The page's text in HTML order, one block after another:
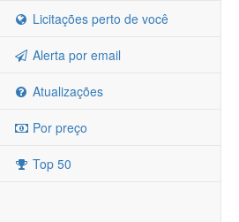
Licitações perto de você
Alerta por email
Atualizações
Por preço
Top 50